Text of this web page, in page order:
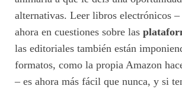
alternativas. Leer libros electrónicos –
ahora en cuestiones sobre las
las editoriales también están
formatos, como la propia Amazon
– es ahora más fácil que nunca, y si